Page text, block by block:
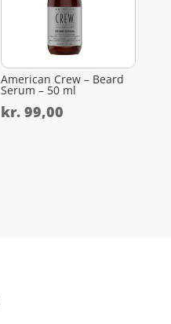
American Crew – Beard
Serum – 50 ml
kr. 99,00